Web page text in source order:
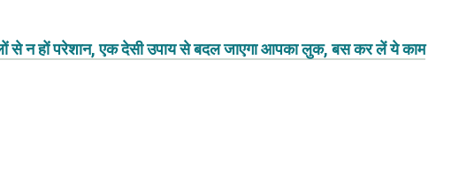
से न हों परेशान, एक देसी उपाय से बदल जाएगा आपका लुक, बस कर लें ये काम